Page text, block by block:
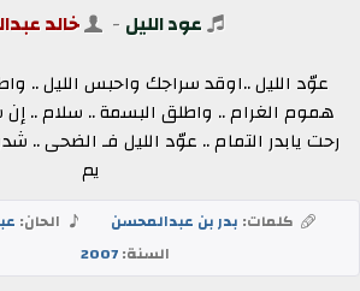
عود الليل - خالد
عوّد الليل ..اوقد سراجك واحبس الليل ..
هموم الغرام .. واطلق البسمة .. سلام ..
رحت يابدر التمام .. عوّد الليل فـ الضحى ..
يم
كلمات: بدر بن عبدالمحسن الحان:
السنة:2007